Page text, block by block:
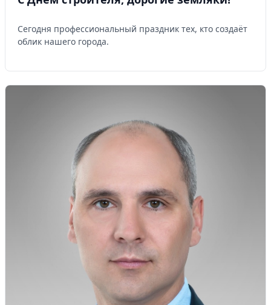
Сегодня профессиональный праздник тех, кто создаёт
облик нашего города.